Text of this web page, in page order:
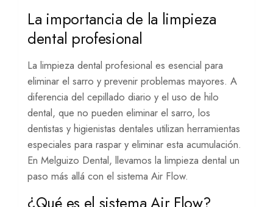
La importancia de la limpieza
dental profesional
La limpieza dental profesional es esencial para
eliminar el sarro y prevenir problemas mayores. A
diferencia del cepillado diario y el uso de hilo
dental, que no pueden eliminar el sarro, los
dentistas y higienistas dentales utilizan herramientas
especiales para raspar y eliminar esta acumulación.
En Melguizo Dental, llevamos la limpieza dental un
paso más allá con el sistema Air Flow.